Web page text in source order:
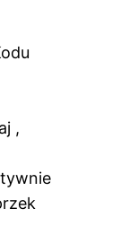
,